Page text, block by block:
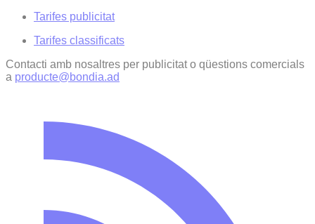
Tarifes publicitat
Tarifes classificats
Contacti amb nosaltres per publicitat o qüestions comercials
a producte@bondia.ad